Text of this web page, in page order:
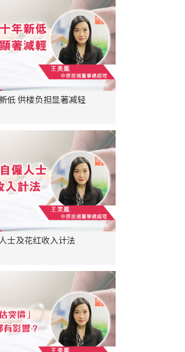
低 供楼负担显著减轻
士及花红收入计法